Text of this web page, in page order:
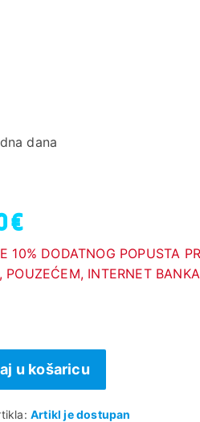
dana
€
10% DODATNOG POPUSTA
INTERNET
u košaricu
Artikl je dostupan